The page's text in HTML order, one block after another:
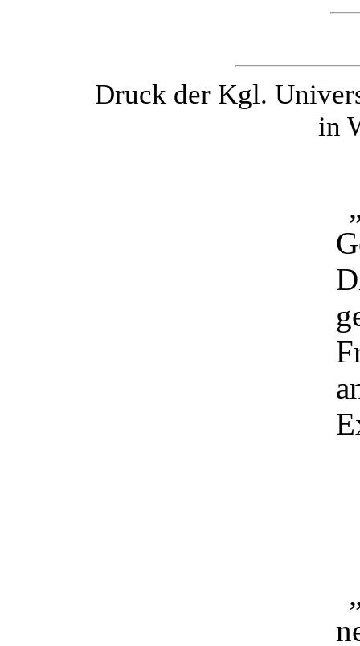
Druck der Kgl.
in